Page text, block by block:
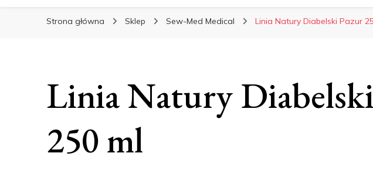
Strona główna Sklep Sew-Med Medical Linia Natury Diabelski Pazur
Linia Natury
250 ml